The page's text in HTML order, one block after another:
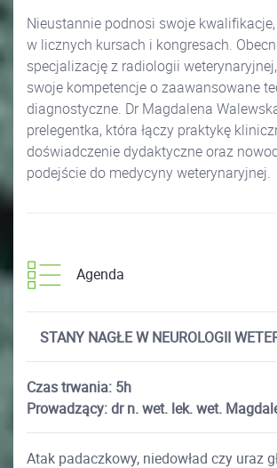
Nieustannie podnosi swoje
w licznych kursach i kongresach.
specjalizację z radiologii
swoje kompetencje o zaawansowane
diagnostyczne. Dr Magdalena
prelegentka, która łączy praktykę
doświadczenie dydaktyczne oraz
podejście do medycyny weterynaryjnej.
Agenda
STANY NAGŁE W NEUROLOGII
Czas trwania: 5h
Prowadzący: dr n. wet. lek. wet.
Atak padaczkowy, niedowład czy uraz